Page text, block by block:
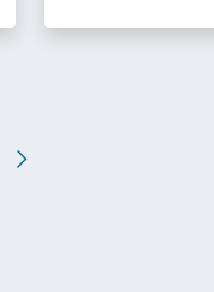
Pagina successiva